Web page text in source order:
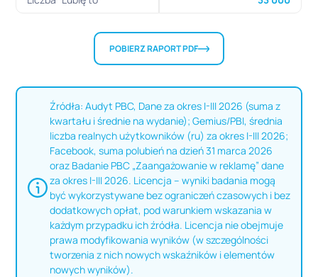
POBIERZ RAPORT PDF
Źródła: Audyt PBC, Dane za okres I-III 2026 (suma z
kwartału i średnie na wydanie); Gemius/PBI, średnia
liczba realnych użytkowników (ru) za okres I-III 2026;
Facebook, suma polubień na dzień 31 marca 2026
oraz Badanie PBC „Zaangażowanie w reklamę” dane
za okres I-III 2026. Licencja – wyniki badania mogą
być wykorzystywane bez ograniczeń czasowych i bez
dodatkowych opłat, pod warunkiem wskazania w
każdym przypadku ich źródła. Licencja nie obejmuje
prawa modyfikowania wyników (w szczególności
tworzenia z nich nowych wskaźników i elementów
nowych wyników).